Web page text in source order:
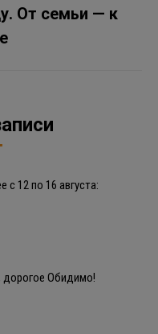
От семьи — к
с 12 по 16 августа:
Обидимо!